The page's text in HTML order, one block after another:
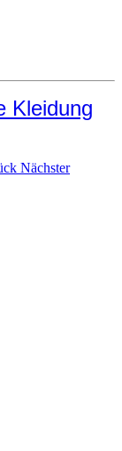
Kleidung
Nächster